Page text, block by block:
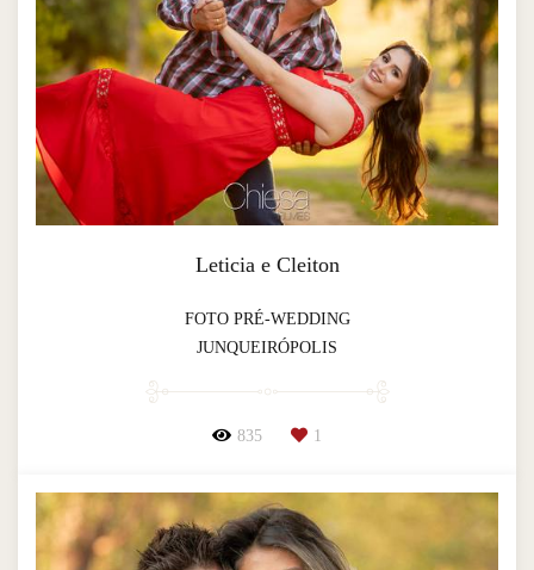
Leticia e Cleiton
FOTO PRÉ-WEDDING
JUNQUEIRÓPOLIS
835 1